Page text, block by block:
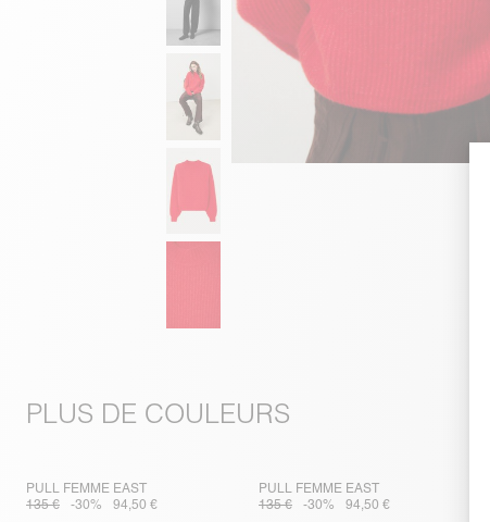
PLUS DE COULEURS
PULL FEMME EAST
135 €
-30% 94,50 €
PULL FEMME EAST
135 €
-30% 94,50 €